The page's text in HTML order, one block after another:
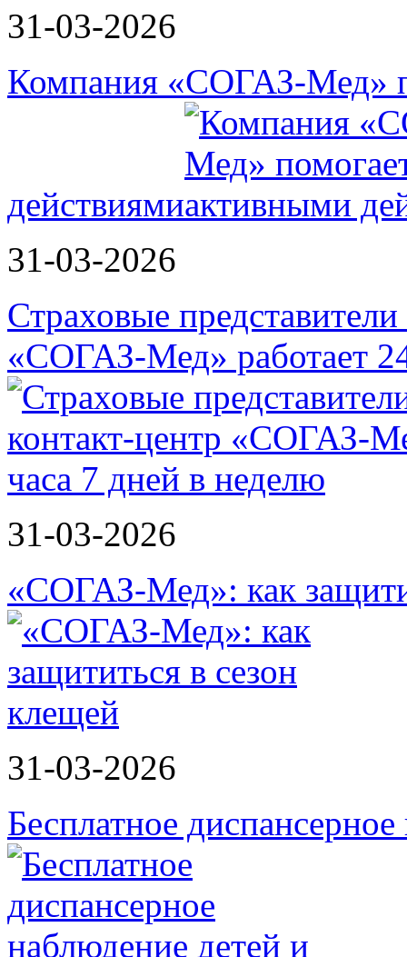
31-03-2026
Компания «СОГАЗ-Мед»
действиями
31-03-2026
Страховые представители
«СОГАЗ-Мед» работает
31-03-2026
«СОГАЗ-Мед»: как
31-03-2026
Бесплатное